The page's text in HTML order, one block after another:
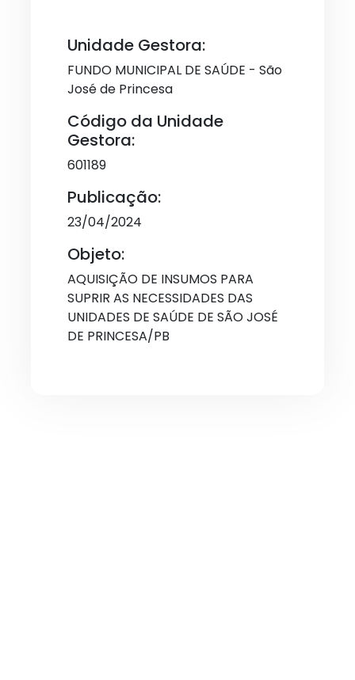
Unidade Gestora:
FUNDO MUNICIPAL DE SAÚDE - São
José de Princesa
Código da Unidade
Gestora:
601189
Publicação:
23/04/2024
Objeto:
AQUISIÇÃO DE INSUMOS PARA
SUPRIR AS NECESSIDADES DAS
UNIDADES DE SAÚDE DE SÃO JOSÉ
DE PRINCESA/PB